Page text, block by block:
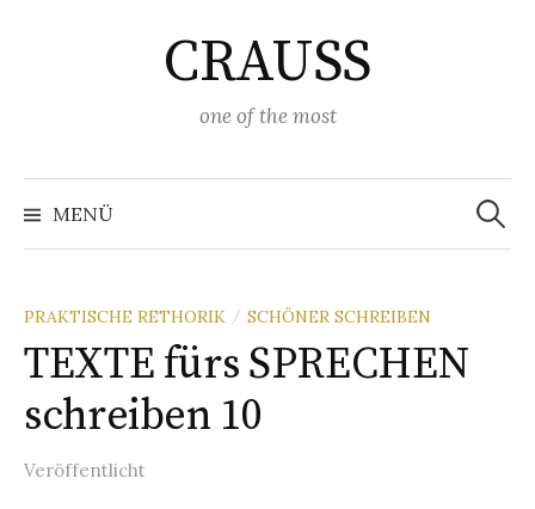
CRAUSS
one of the most
MENÜ
Suchen
nach:
PRAKTISCHE RETHORIK / SCHÖNER SCHREIBEN
TEXTE fürs SPRECHEN
schreiben 10
Veröffentlicht